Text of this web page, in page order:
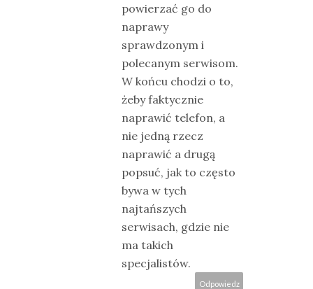
powierzać go do
naprawy
sprawdzonym i
polecanym serwisom.
W końcu chodzi o to,
żeby faktycznie
naprawić telefon, a
nie jedną rzecz
naprawić a drugą
popsuć, jak to często
bywa w tych
najtańszych
serwisach, gdzie nie
ma takich
specjalistów.
Odpowiedz